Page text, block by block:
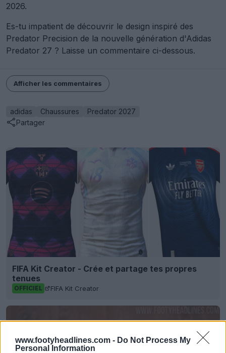
www.footyheadlines.com - Do Not Process My
Personal Information
2026.
Es-tu impatient de découvrir le design inspiré des
Predator Precision de la nouvelle génération d'Adidas
Predator 27 ? Laisse un commentaire ci-dessous.
Afficher les commentaires
adidas Chaussures
Predator 2027
Partager
FIFA Kit Creator - Crée et partage tes propres
tenues
OFFICIEL FIFA Kit Creator